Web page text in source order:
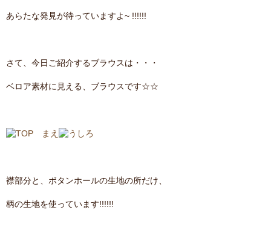
あらたな発見が待っていますよ~ !!!!!!
さて、今日ご紹介するブラウスは・・・
ベロア素材に見える、ブラウスです☆☆
襟部分と、ボタンホールの生地の所だけ、
柄の生地を使っています!!!!!!